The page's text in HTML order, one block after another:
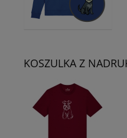
KOSZULKA Z